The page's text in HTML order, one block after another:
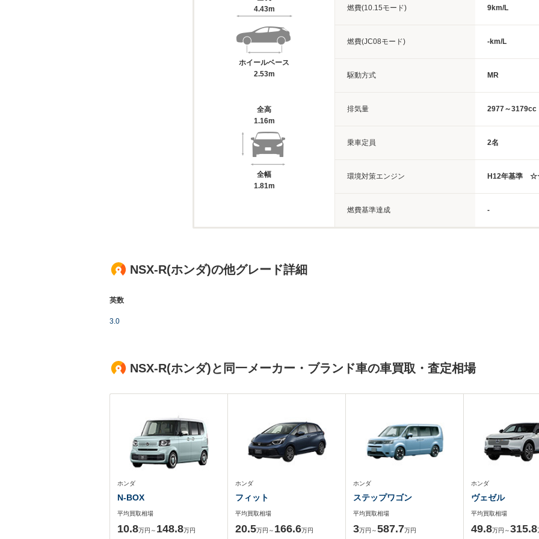
4.43m
ホイールベース
2.53m
全高
1.16m
全幅
1.81m
燃費(10.15モード) 9km/L
燃費(JC08モード) -km/L
駆動方式 MR
排気量 2977～3179cc
乗車定員 2名
環境対策エンジン H12年基準
燃費基準達成 -
NSX-R(ホンダ)の他グレード詳細
英数
3.0
NSX-R(ホンダ)と同一メーカー・ブランド車の車買取・査定相場
ホンダ
N-BOX
平均買取相場
10.8万円～ 148.8万円
ホンダ
フィット
平均買取相場
20.5万円～ 166.6万円
ホンダ
ステップワゴン
平均買取相場
3万円～587.7万円
ホンダ
ヴェゼル
平均買取相場
49.8万円～315.8